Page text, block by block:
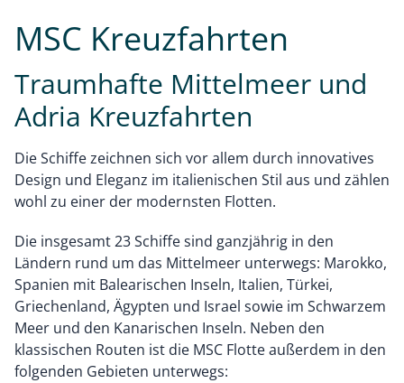
MSC Kreuzfahrten
Traumhafte Mittelmeer und
Adria Kreuzfahrten
Die Schiffe zeichnen sich vor allem durch innovatives
Design und Eleganz im italienischen Stil aus und zählen
wohl zu einer der modernsten Flotten.
Die insgesamt 23 Schiffe sind ganzjährig in den
Ländern rund um das Mittelmeer unterwegs: Marokko,
Spanien mit Balearischen Inseln, Italien, Türkei,
Griechenland, Ägypten und Israel sowie im Schwarzem
Meer und den Kanarischen Inseln. Neben den
klassischen Routen ist die MSC Flotte außerdem in den
folgenden Gebieten unterwegs: